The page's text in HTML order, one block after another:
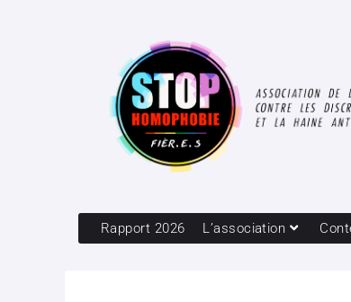
Rapport 2026 L’association